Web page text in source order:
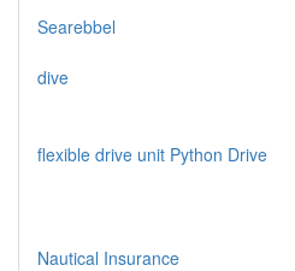
Searebbel
dive
flexible drive unit Python Drive
Nautical Insurance